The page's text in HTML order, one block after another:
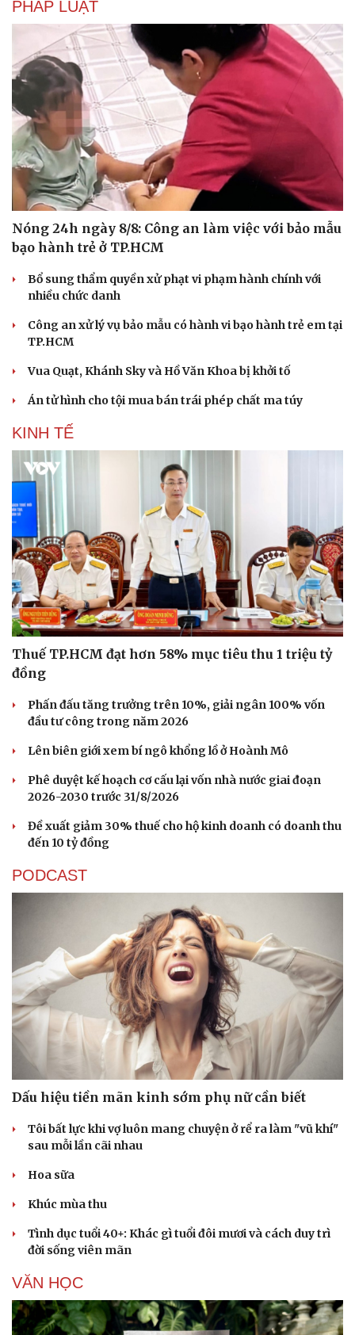
Du lịch
Săn Tour
check-in
Podcast
Đọc truyện đêm khuya
Hạt giống tâm hồn
PHÁP LUẬT
Nóng 24h ngày 8/8: Công an làm việc với bảo mẫu
bạo hành trẻ ở TP.HCM
Bổ sung thẩm quyền xử phạt vi phạm hành chính với
nhiều chức danh
Công an xử lý vụ bảo mẫu có hành vi bạo hành trẻ em tại
TP.HCM
Vua Quạt, Khánh Sky và Hồ Văn Khoa bị khởi tố
Án tử hình cho tội mua bán trái phép chất ma túy
KINH TẾ
Thuế TP.HCM đạt hơn 58% mục tiêu thu 1 triệu tỷ
đồng
Phấn đấu tăng trưởng trên 10%, giải ngân 100% vốn
đầu tư công trong năm 2026
Lên biên giới xem bí ngô khổng lồ ở Hoành Mô
Phê duyệt kế hoạch cơ cấu lại vốn nhà nước giai đoạn
2026-2030 trước 31/8/2026
Đề xuất giảm 30% thuế cho hộ kinh doanh có doanh thu
đến 10 tỷ đồng
PODCAST
Dấu hiệu tiền mãn kinh sớm phụ nữ cần biết
Tôi bất lực khi vợ luôn mang chuyện ở rể ra làm "vũ khí"
sau mỗi lần cãi nhau
Hoa sữa
Khúc mùa thu
Tình dục tuổi 40+: Khác gì tuổi đôi mươi và cách duy trì
đời sống viên mãn
VĂN HỌC